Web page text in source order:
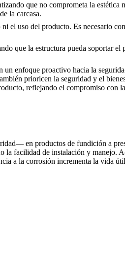
que no comprometa la
la carcasa.
el uso del producto. Es necesario
que la estructura pueda soportar el
enfoque proactivo hacia la
prioricen la seguridad y el
reflejando el compromiso con
en productos de fundición a
la facilidad de instalación y manejo.
a la corrosión incrementa la vida